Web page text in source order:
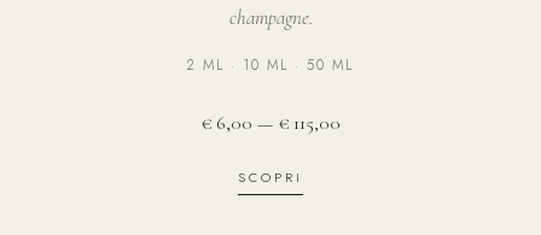
champagne.
2 ML · 10 ML · 50 ML
€ 6,00 — € 115,00
SCOPRI